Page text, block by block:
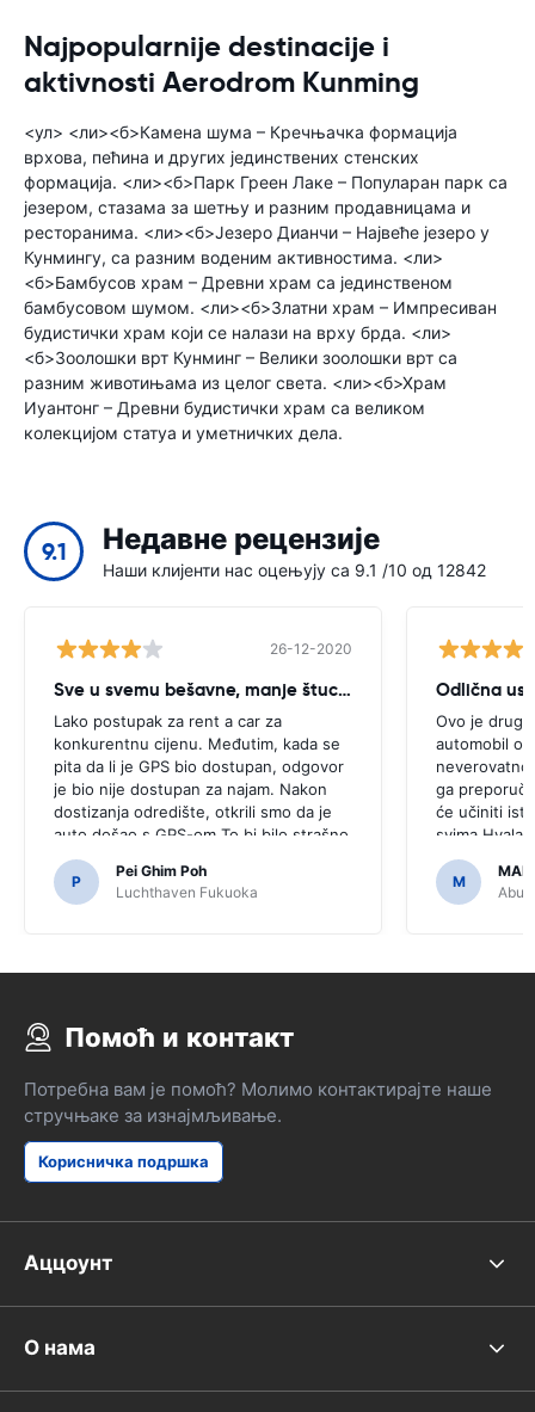
Najpopularnije destinacije i
aktivnosti Aerodrom Kunming
<ул> <ли><б>Камена шума – Кречњачка формација
врхова, пећина и других јединствених стенских
формација. <ли><б>Парк Греен Лаке – Популаран парк са
језером, стазама за шетњу и разним продавницама и
ресторанима. <ли><б>Језеро Дианчи – Највеће језеро у
Кунмингу, са разним воденим активностима. <ли>
<б>Бамбусов храм – Древни храм са јединственом
бамбусовом шумом. <ли><б>Златни храм – Импресиван
будистички храм који се налази на врху брда. <ли>
<б>Зоолошки врт Кунминг – Велики зоолошки врт са
разним животињама из целог света. <ли><б>Храм
Иуантонг – Древни будистички храм са великом
колекцијом статуа и уметничких дела.
9.1 Недавне рецензије
Наши клијенти нас оцењују са 9.1 /10 од 12842
26-12-2020
Sve u svemu bešavne, manje štucanje
Lako postupak za rent a car za
konkurentnu cijenu. Međutim, kada se
pita da li je GPS bio dostupan, odgovor
je bio nije dostupan za najam. Nakon
dostizanja odredište, otkrili smo da je
auto došao s GPS-om.To bi bilo strašno
da smo odlučili kupiti GPS kao što je
bilo potrebno za navigaciju japanski
puteva.
P
Pei Ghim Poh
Luchthaven Fukuoka
Odlična
Ovo je drugi
automobil
ga
će učiniti
svima.Hvala
jednostavan.
M
Abu
Помоћ и контакт
Потребна вам је помоћ? Молимо контактирајте наше
стручњаке за изнајмљивање.
Корисничка подршка
Аццоунт
О нама